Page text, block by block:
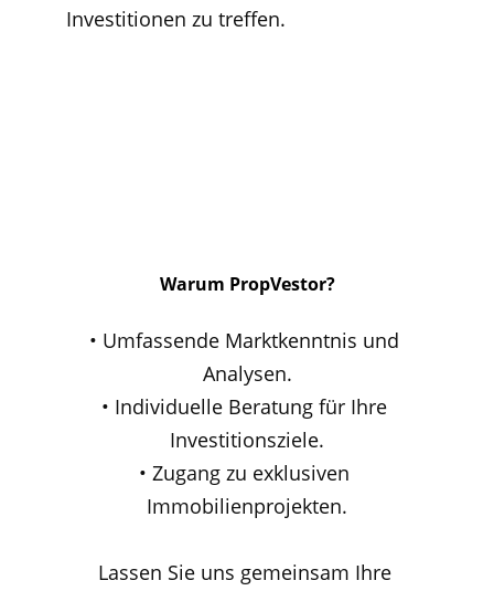
Warum PropVestor?
• Umfassende Marktkenntnis und
Analysen.
• Individuelle Beratung für Ihre
Investitionsziele.
• Zugang zu exklusiven
Immobilienprojekten.
Lassen Sie uns gemeinsam Ihre
Investitionen zu treffen.